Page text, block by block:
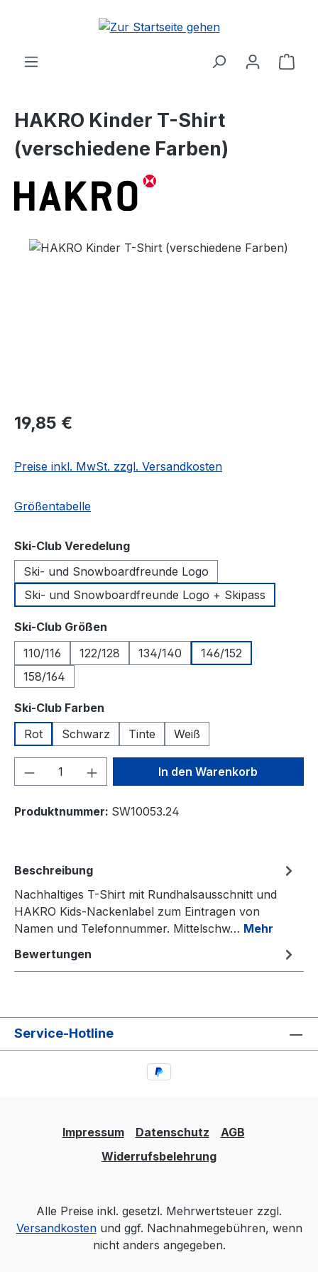
Zum Hauptinhalt springen
HAKRO Kinder T-Shirt
(verschiedene Farben)
Bildergalerie überspringen
Regulärer Preis:
19,85 €
Preise inkl. MwSt. zzgl. Versandkosten
Größentabelle
Ski-Club Veredelungauswählen
Ski- und Snowboardfreunde Logo
Ski- und Snowboardfreunde Logo + Skipass
Ski-Club Größen
110/116
122/128 134/140
146/152
158/164
Ski-Club Farben
Rot
Schwarz Tinte Weiß
Produkt Anzahl: Gib denIn den Warenkorb
Produktnummer: SW10053.24
Beschreibung
Nachhaltiges T-Shirt mit Rundhalsausschnitt und
HAKRO Kids-Nackenlabel zum Eintragen von
Namen und Telefonnummer. Mittelschw… Mehr
Bewertungen
Service-Hotline
Impressum Datenschutz
AGB
Widerrufsbelehrung
Alle Preise inkl. gesetzl. Mehrwertsteuer zzgl.
Versandkostenund ggf. Nachnahmegebühren, wenn
nicht anders angegeben.